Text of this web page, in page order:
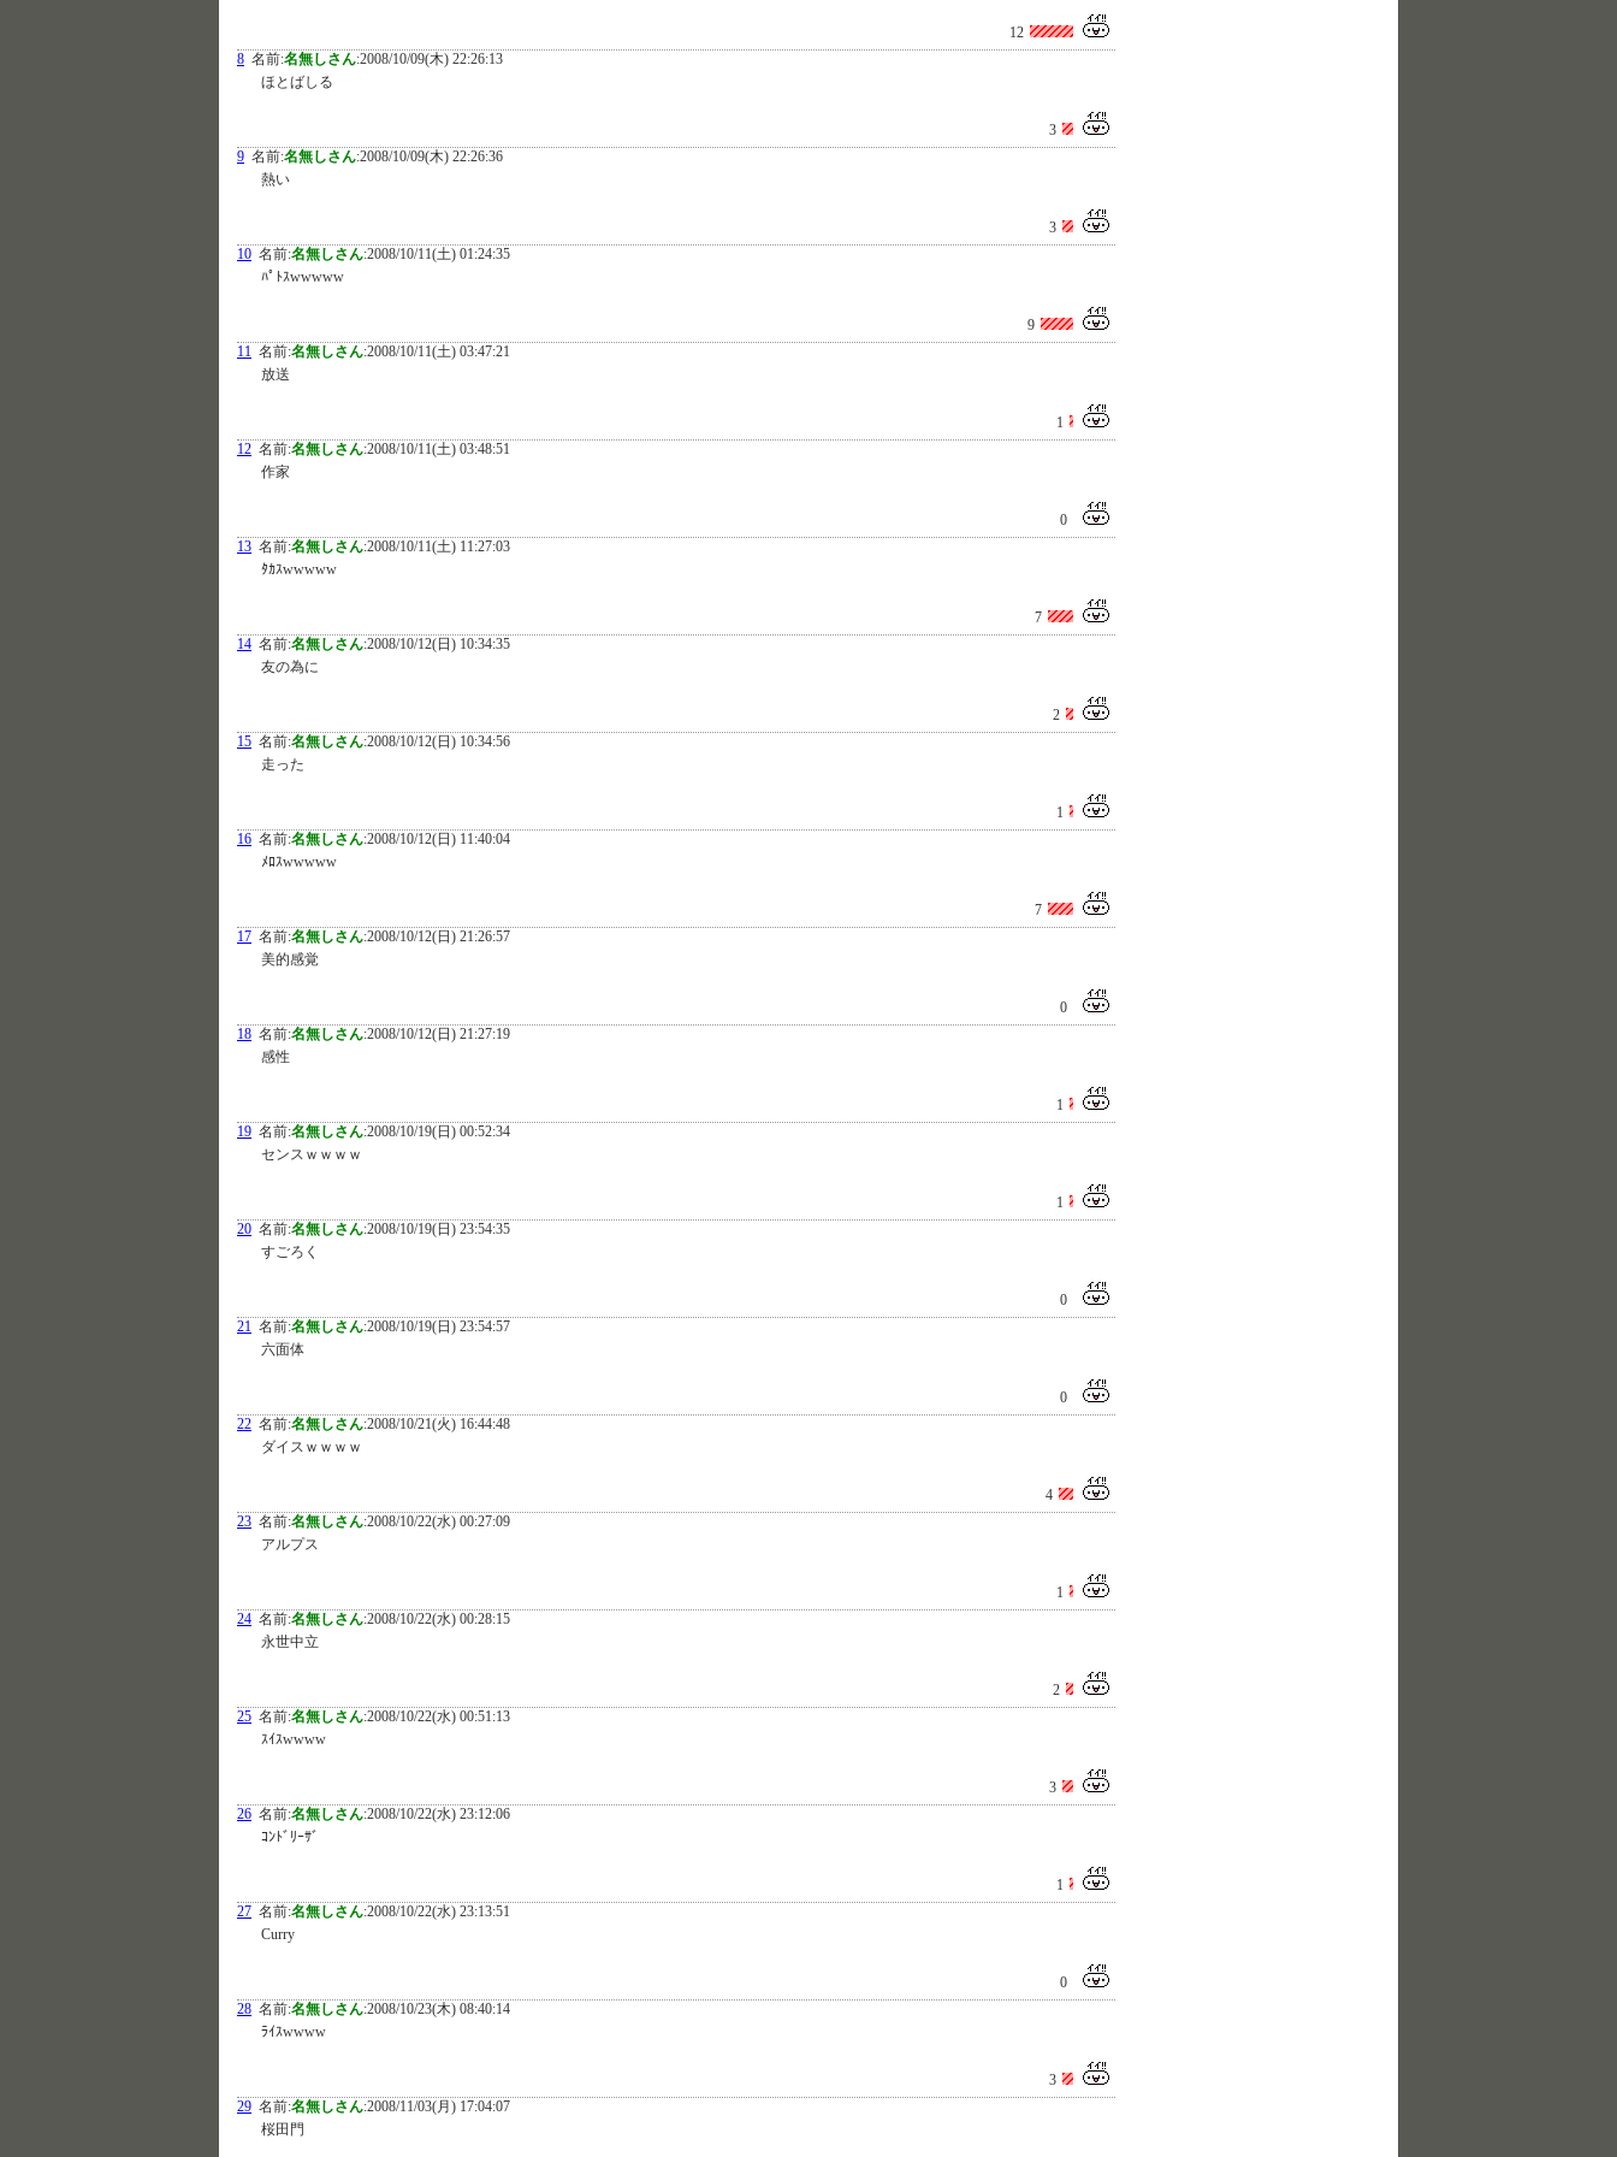
12
8 名前:名無しさん:2008/10/09(木) 22:26:13
ほとばしる
3
9 名前:名無しさん:2008/10/09(木) 22:26:36
熱い
3
10 名前:名無しさん:2008/10/11(土) 01:24:35
ﾊﾟﾄｽwwwww
9
11 名前:名無しさん:2008/10/11(土) 03:47:21
放送
1
12 名前:名無しさん:2008/10/11(土) 03:48:51
作家
0
13 名前:名無しさん:2008/10/11(土) 11:27:03
ﾀｶｽwwwww
7
14 名前:名無しさん:2008/10/12(日) 10:34:35
友の為に
2
15 名前:名無しさん:2008/10/12(日) 10:34:56
走った
1
16 名前:名無しさん:2008/10/12(日) 11:40:04
ﾒﾛｽwwwww
7
17 名前:名無しさん:2008/10/12(日) 21:26:57
美的感覚
0
18 名前:名無しさん:2008/10/12(日) 21:27:19
感性
1
19 名前:名無しさん:2008/10/19(日) 00:52:34
センスｗｗｗｗ
1
20 名前:名無しさん:2008/10/19(日) 23:54:35
すごろく
0
21 名前:名無しさん:2008/10/19(日) 23:54:57
六面体
0
22 名前:名無しさん:2008/10/21(火) 16:44:48
ダイスｗｗｗｗ
4
23 名前:名無しさん:2008/10/22(水) 00:27:09
アルプス
1
24 名前:名無しさん:2008/10/22(水) 00:28:15
永世中立
2
25 名前:名無しさん:2008/10/22(水) 00:51:13
ｽｲｽwwww
3
26 名前:名無しさん:2008/10/22(水) 23:12:06
ｺﾝﾄﾞﾘｰｻﾞ
1
27 名前:名無しさん:2008/10/22(水) 23:13:51
Curry
0
28 名前:名無しさん:2008/10/23(木) 08:40:14
ﾗｲｽwwww
3
29 名前:名無しさん:2008/11/03(月) 17:04:07
桜田門